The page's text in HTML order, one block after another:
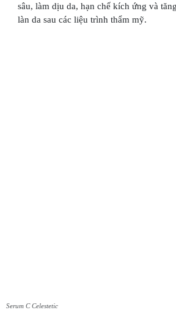
sâu, làm dịu da, hạn chế kích ứng và
làn da sau các liệu trình thẩm mỹ.
Serum C Celestetic